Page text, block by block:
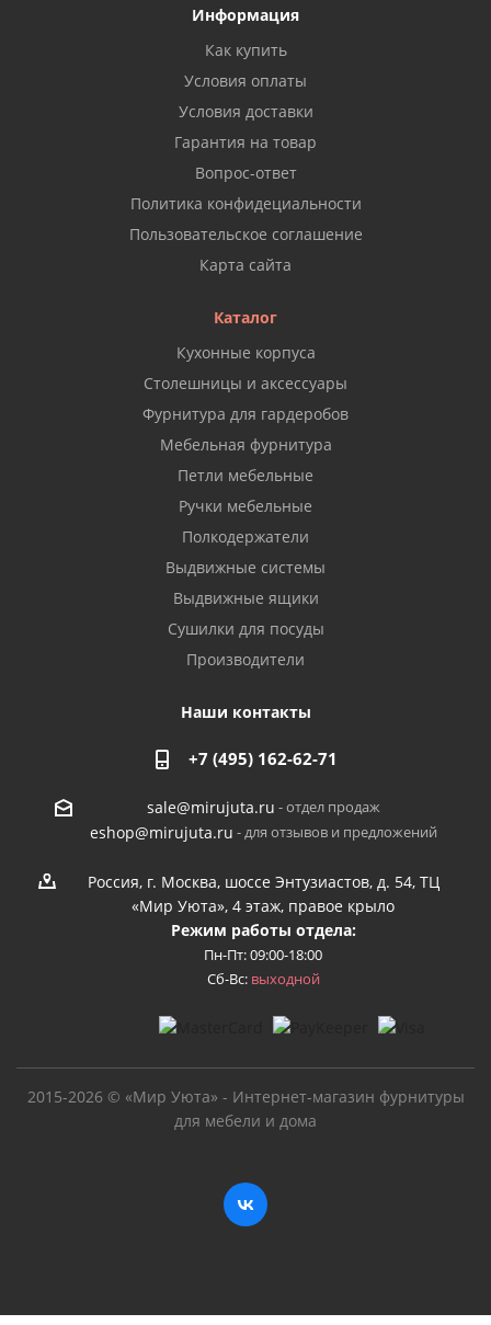
Информация
Как купить
Условия оплаты
Условия доставки
Гарантия на товар
Вопрос-ответ
Политика конфидециальности
Пользовательское соглашение
Карта сайта
Каталог
Кухонные корпуса
Столешницы и аксессуары
Фурнитура для гардеробов
Мебельная фурнитура
Петли мебельные
Ручки мебельные
Полкодержатели
Выдвижные системы
Выдвижные ящики
Сушилки для посуды
Производители
Наши контакты
+7 (495) 162-62-71
sale@mirujuta.ru - отдел продаж
eshop@mirujuta.ru - для отзывов и предложений
Россия, г. Москва, шоссе Энтузиастов, д. 54, ТЦ
«Мир Уюта», 4 этаж, правое крыло
Режим работы отдела:
Пн-Пт: 09:00-18:00
Сб-Вс: выходной
2015-2026 © «Мир Уюта» - Интернет-магазин фурнитуры
для мебели и дома